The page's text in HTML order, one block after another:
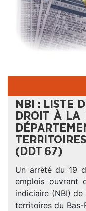
NBI : LISTE
DROIT À LA
(DDT 67)
Un arrêté du 19
emplois ouvrant
indiciaire (NBI)
territoires du Bas-